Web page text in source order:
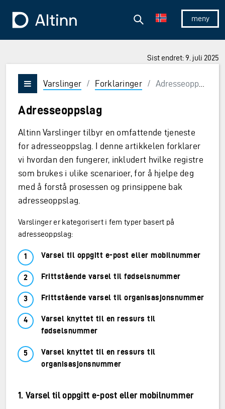
Vis/skjul
Søk
Sist endret: 9. juli 2025
Vis/skjul meny
Varslinger / Forklaringer / Adresseoppslag
Adresseoppslag
Altinn Varslinger tilbyr en omfattende tjeneste
for adresseoppslag. I denne artikkelen forklarer
vi hvordan den fungerer, inkludert hvilke registre
som brukes i ulike scenarioer, for å hjelpe deg
med å forstå prosessen og prinsippene bak
adresseoppslag.
Varslinger er kategorisert i fem typer basert på
adresseoppslag:
Varsel til oppgitt e-post eller mobilnummer
Frittstående varsel til fødselsnummer
Frittstående varsel til organisasjonsnummer
Varsel knyttet til en ressurs til
fødselsnummer
Varsel knyttet til en ressurs til
organisasjonsnummer
1. Varsel til oppgitt e-post eller mobilnummer